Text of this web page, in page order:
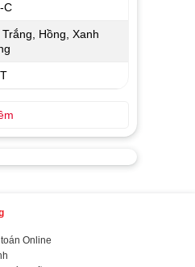
C
Hồng, Xanh
Online